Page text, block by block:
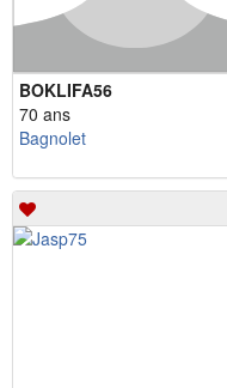
BOKLIFA56
70 ans
Bagnolet